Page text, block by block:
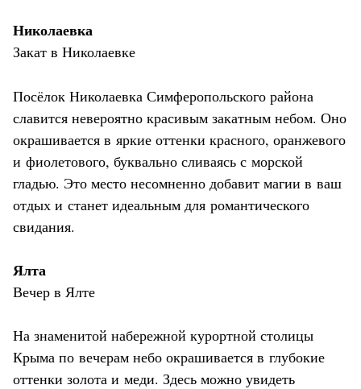
Николаевка
Закат в Николаевке
Посёлок Николаевка Симферопольского района
славится невероятно красивым закатным небом. Оно
окрашивается в яркие оттенки красного, оранжевого
и фиолетового, буквально сливаясь с морской
гладью. Это место несомненно добавит магии в ваш
отдых и станет идеальным для романтического
свидания.
Ялта
Вечер в Ялте
На знаменитой набережной курортной столицы
Крыма по вечерам небо окрашивается в глубокие
оттенки золота и меди. Здесь можно увидеть